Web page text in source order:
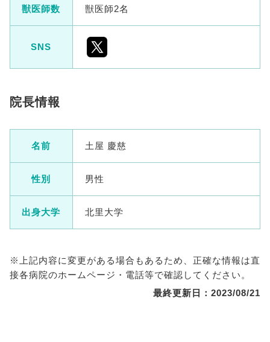
獣医師数 獣医師2名
SNS
院長情報
名前 土屋 慶慈
性別 男性
出身大学 北里大学
※上記内容に変更がある場合もあるため、正確な情報は直
接各病院のホームページ・電話等で確認してください。
最終更新日：2023/08/21